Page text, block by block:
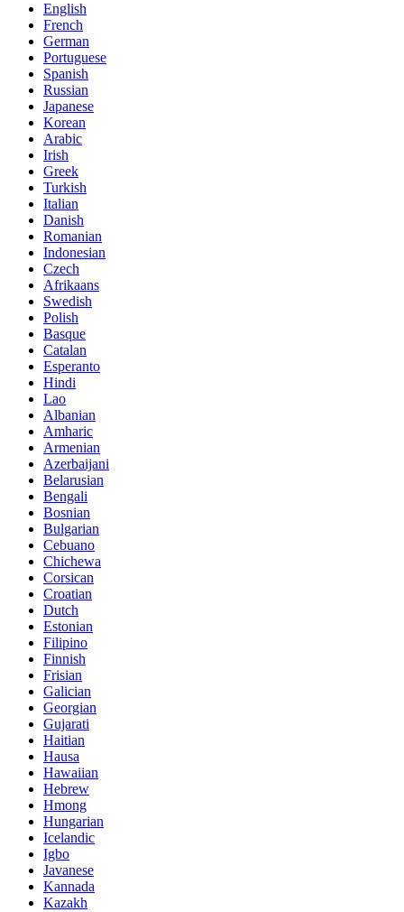
English
French
German
Portuguese
Spanish
Russian
Japanese
Korean
Arabic
Irish
Greek
Turkish
Italian
Danish
Romanian
Indonesian
Czech
Afrikaans
Swedish
Polish
Basque
Catalan
Esperanto
Hindi
Lao
Albanian
Amharic
Armenian
Azerbaijani
Belarusian
Bengali
Bosnian
Bulgarian
Cebuano
Chichewa
Corsican
Croatian
Dutch
Estonian
Filipino
Finnish
Frisian
Galician
Georgian
Gujarati
Haitian
Hausa
Hawaiian
Hebrew
Hmong
Hungarian
Icelandic
Igbo
Javanese
Kannada
Kazakh